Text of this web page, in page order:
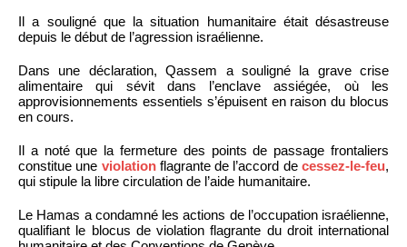
Il a souligné que la situation humanitaire était désastreuse
depuis le début de l’agression israélienne.
Dans une déclaration, Qassem a souligné la grave crise
alimentaire qui sévit dans l’enclave assiégée, où les
approvisionnements essentiels s’épuisent en raison du blocus
en cours.
Il a noté que la fermeture des points de passage frontaliers
constitue une violationflagrante de l’accord decessez-le-feu,
qui stipule la libre circulation de l’aide humanitaire.
Le Hamas a condamné les actions de l’occupation israélienne,
qualifiant le blocus de violation flagrante du droit international